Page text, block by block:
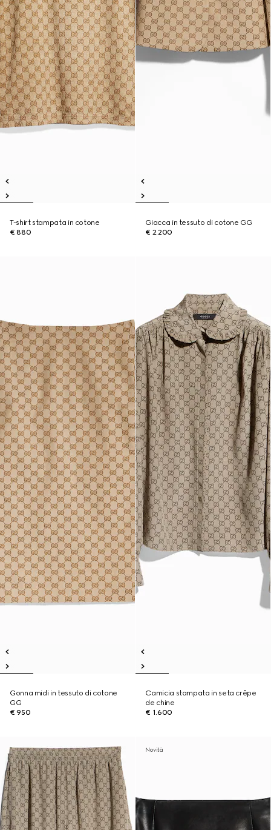
T-shirt stampata in cotone
€ 880
Giacca in tessuto di cotone GG
€ 2.200
Gonna midi in tessuto di cotone
GG
€ 950
Camicia stampata in seta crêpe
de chine
€ 1.600
Novità